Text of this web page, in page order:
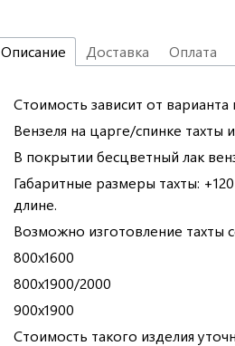
Описание Доставка Оплата
Стоимость зависит от варианта
Вензеля на царге/спинке тахты
В покрытии бесцветный лак
Габаритные размеры тахты:
длине.
Возможно изготовление тахты
800х1600
800х1900/2000
900х1900
Стоимость такого изделия